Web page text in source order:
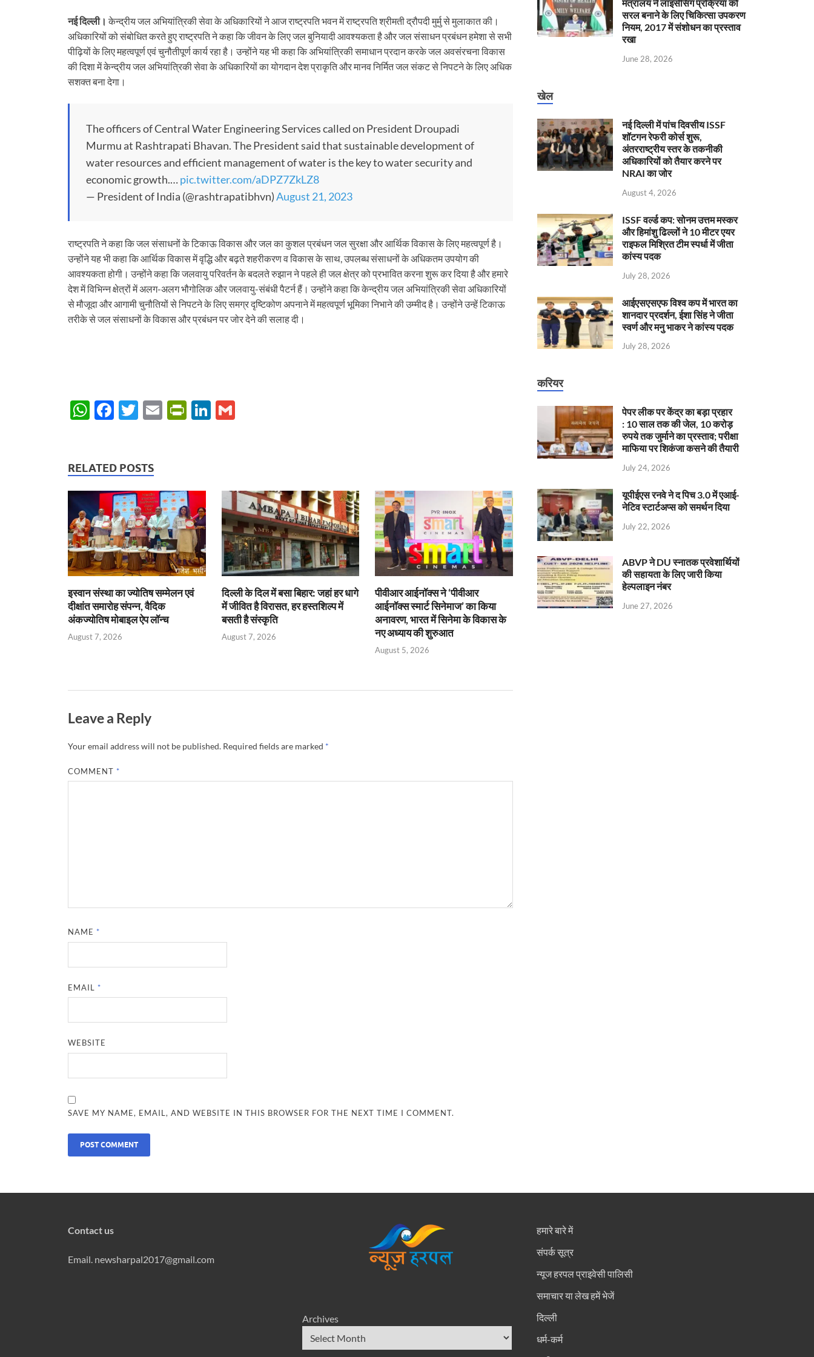
नई दिल्ली। केन्द्रीय जल अभियांत्रिकी सेवा के अधिकारियों ने आज राष्ट्रपति भवन में राष्ट्रपति श्रीमती द्रौपदी मुर्मु से मुलाकात की।
अधिकारियों को संबोधित करते हुए राष्ट्रपति ने कहा कि जीवन के लिए जल बुनियादी आवश्यकता है और जल संसाधन प्रबंधन हमेशा से सभी
पीढ़ियों के लिए महत्वपूर्ण एवं चुनौतीपूर्ण कार्य रहा है। उन्होंने यह भी कहा कि अभियांत्रिकी समाधान प्रदान करके जल अवसंरचना विकास
की दिशा में केन्द्रीय जल अभियांत्रिकी सेवा के अधिकारियों का योगदान देश प्राकृति और मानव निर्मित जल संकट से निपटने के लिए अधिक
सशक्त बना देगा।
The officers of Central Water Engineering Services called on President Droupadi
Murmu at Rashtrapati Bhavan. The President said that sustainable development of
water resources and efficient management of water is the key to water security and
economic growth.…pic.twitter.com/aDPZ7ZkLZ8
— President of India (@rashtrapatibhvn)August 21, 2023
राष्ट्रपति ने कहा कि जल संसाधनों के टिकाऊ विकास और जल का कुशल प्रबंधन जल सुरक्षा और आर्थिक विकास के लिए महत्वपूर्ण है।
उन्होंने यह भी कहा कि आर्थिक विकास में वृद्धि और बढ़ते शहरीकरण व विकास के साथ, उपलब्ध संसाधनों के अधिकतम उपयोग की
आवश्यकता होगी। उन्होंने कहा कि जलवायु परिवर्तन के बदलते रुझान ने पहले ही जल क्षेत्र को प्रभावित करना शुरू कर दिया है और हमारे
देश में विभिन्न क्षेत्रों में अलग-अलग भौगोलिक और जलवायु-संबंधी पैटर्न हैं। उन्होंने कहा कि केन्द्रीय जल अभियांत्रिकी सेवा अधिकारियों
से मौजूदा और आगामी चुनौतियों से निपटने के लिए समग्र दृष्टिकोण अपनाने में महत्वपूर्ण भूमिका निभाने की उम्मीद है। उन्होंने उन्हें टिकाऊ
तरीके से जल संसाधनों के विकास और प्रबंधन पर जोर देने की सलाह दी।
W
s
A
p
p
F
b
o
o
k
T
er
E
P
ie
n
dl
y
Li
dI
RELATED POSTS
इस्वान संस्था का ज्योतिष सम्मेलन एवं
दीक्षांत समारोह संपन्न, वैदिक
अंकज्योतिष मोबाइल ऐप लॉन्च
August 7, 2026
दिल्ली के दिल में बसा बिहार: जहां हर धागे
में जीवित है विरासत, हर हस्तशिल्प में
बसती है संस्कृति
August 7, 2026
पीवीआर आईनॉक्स ने ‘पीवीआर
आईनॉक्स स्मार्ट सिनेमाज’ का किया
अनावरण, भारत में सिनेमा के विकास के
नए अध्याय की शुरुआत
August 5, 2026
Leave a Reply
Your email address will not be published. Required fields are marked *
COMMENT *
NAME *
EMAIL *
WEBSITE
SAVE MY NAME, EMAIL, AND WEBSITE IN THIS BROWSER FOR THE NEXT TIME I COMMENT.
मंत्रालय ने लाइसेंसिंग प्रक्रिया को
सरल बनाने के लिए चिकित्सा उपकरण
नियम, 2017 में संशोधन का प्रस्ताव
रखा
June 28, 2026
खेल
नई दिल्ली में पांच दिवसीय ISSF
शॉटगन रेफरी कोर्स शुरू,
अंतरराष्ट्रीय स्तर के तकनीकी
अधिकारियों को तैयार करने पर
NRAI का जोर
August 4, 2026
ISSF वर्ल्ड कप: सोनम उत्तम मस्कर
और हिमांशु ढिल्लों ने 10 मीटर एयर
राइफल मिश्रित टीम स्पर्धा में जीता
कांस्य पदक
July 28, 2026
आईएसएसएफ विश्व कप में भारत का
शानदार प्रदर्शन, ईशा सिंह ने जीता
स्वर्ण और मनु भाकर ने कांस्य पदक
July 28, 2026
करियर
पेपर लीक पर केंद्र का बड़ा प्रहार
: 10 साल तक की जेल, 10 करोड़
रुपये तक जुर्माने का प्रस्ताव; परीक्षा
माफिया पर शिकंजा कसने की तैयारी
July 24, 2026
यूपीईएस रनवे ने द पिच 3.0 में एआई-
नेटिव स्टार्टअप्स को समर्थन दिया
July 22, 2026
ABVP ने DU स्नातक प्रवेशार्थियों
की सहायता के लिए जारी किया
हेल्पलाइन नंबर
June 27, 2026
Contact us
Email. newsharpal2017@gmail.com
Archives
हमारे बारे में
संपर्क सूत्र
न्यूज हरपल प्राइवेसी पालिसी
समाचार या लेख हमें भेजें
दिल्ली
धर्म-कर्म